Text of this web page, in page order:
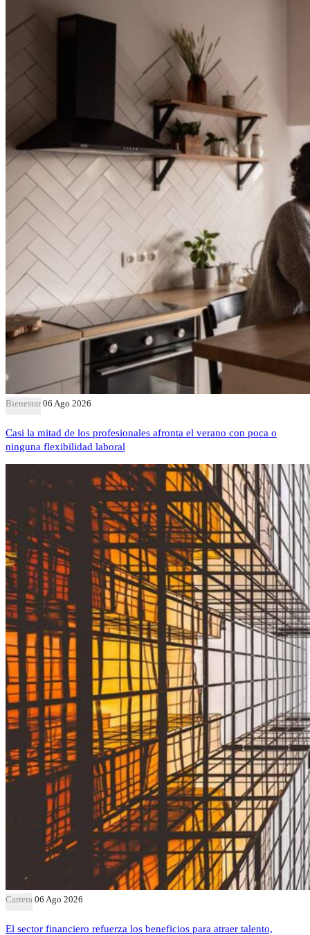
Bienestar 06 Ago 2026
Casi la mitad de los profesionales afronta el verano con poca o
ninguna flexibilidad laboral
Carrera 06 Ago 2026
El sector financiero refuerza los beneficios para atraer talento,